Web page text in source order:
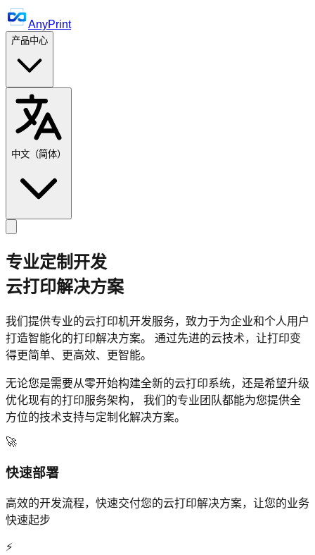
AnyPrint
产品中心
中文（简体）
专业定制开发
云打印解决方案
我们提供专业的云打印机开发服务，致力于为企业和个人用户
打造智能化的打印解决方案。 通过先进的云技术，让打印变
得更简单、更高效、更智能。
无论您是需要从零开始构建全新的云打印系统，还是希望升级
优化现有的打印服务架构， 我们的专业团队都能为您提供全
方位的技术支持与定制化解决方案。
🚀
快速部署
高效的开发流程，快速交付您的云打印解决方案，让您的业务
快速起步
⚡